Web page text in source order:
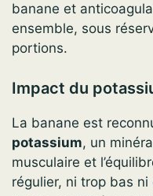
banane et
ensemble, sous
portions.
Impact du
La banane est
potassium, un
musculaire et
régulier, ni trop bas